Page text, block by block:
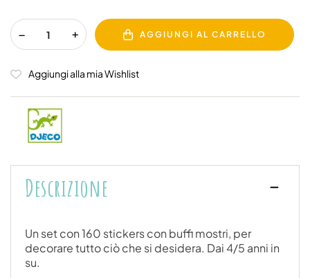
AGGIUNGI AL CARRELLO
Aggiungi alla mia Wishlist
Descrizione
Un set con 160 stickers con buffi mostri, per
decorare tutto ciò che si desidera. Dai 4/5 anni in
su.